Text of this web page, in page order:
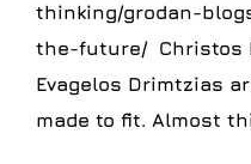
thinking/grodan-
the-future/ Christos
Evagelos Drimtzias
made to fit. Almost